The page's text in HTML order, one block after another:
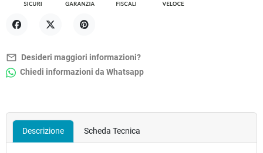
mail_outline Desideri maggiori informazioni?
Chiedi informazioni da Whatsapp
Descrizione Scheda Tecnica